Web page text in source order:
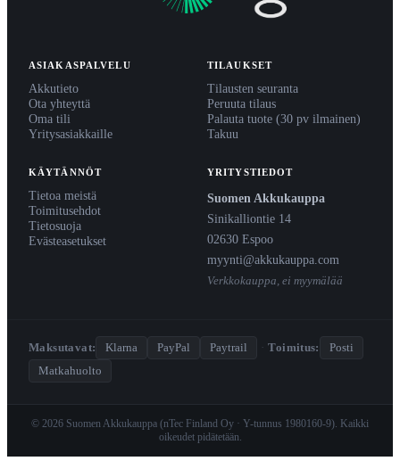
ASIAKASPALVELU
Akkutieto
Ota yhteyttä
Oma tili
Yritysasiakkaille
TILAUKSET
Tilausten seuranta
Peruuta tilaus
Palauta tuote (30 pv ilmainen)
Takuu
KÄYTÄNNÖT
Tietoa meistä
Toimitusehdot
Tietosuoja
Evästeasetukset
YRITYSTIEDOT
Suomen Akkukauppa
Sinikalliontie 14
02630 Espoo
myynti@akkukauppa.com
Verkkokauppa, ei myymälää
Maksutavat: Klarna PayPal Paytrail · Toimitus:
Posti
Matkahuolto
© 2026 Suomen Akkukauppa (nTec Finland Oy · Y-tunnus 1980160-9). Kaikki
oikeudet pidätetään.